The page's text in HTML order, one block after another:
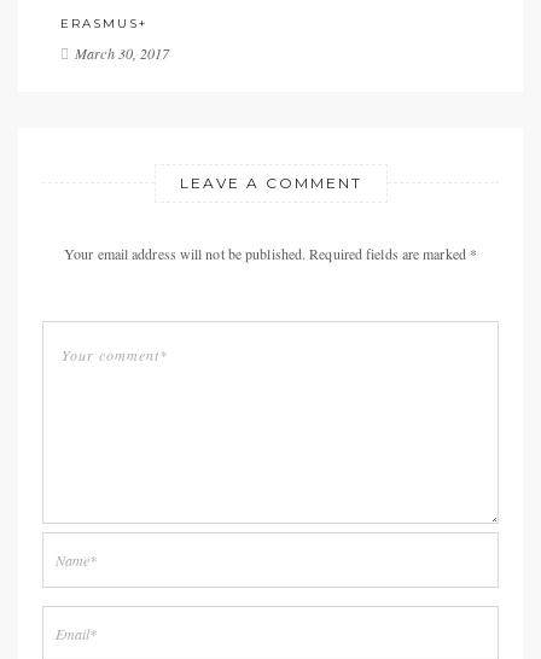
ERASMUS+
March 30, 2017
LEAVE A COMMENT
Your email address will not be published. Required fields are marked *